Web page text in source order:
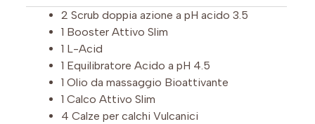
2 Scrub doppia azione a pH acido 3.5
1 Booster Attivo Slim
1 L-Acid
1 Equilibratore Acido a pH 4.5
1 Olio da massaggio Bioattivante
1 Calco Attivo Slim
4 Calze per calchi Vulcanici